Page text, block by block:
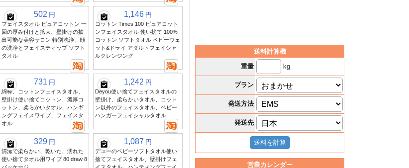
502 円
フェイスタオル ピュアコットン 一
回の厚み付けと拡大、壁掛けの抽
出可能な美容サロン 特別洗浄、顔
の洗浄とフェイスティップ ソフト
タオル
1,146 円
コットン Times 100 ピュアコット
ンフェイスタオル 使い捨て 100%
コットン ソフトタオル ベビーウェ
ット&ドライ アダルトフェイシャ
ルクレンジング
731 円
綿棒、コットンフェイスタオル、
壁掛け使い捨てコットン、濃厚コ
ットン、柔らかいタオル、ハンギ
ングフェイスワイプ、フェイスタ
オル
1,242 円
Deyou使い捨てフェイスタオルの
壁掛け、柔らかいタオル、コット
ン以外のフェイスタオル、ベビー
ハンガーフェイシャルタオル
329 円
清潔で柔らかい、乾いた、濡れた
使い捨てタオル用ワイプ 80 draw 8
1,087 円
デユーのベビーソフトタオル使い
捨てフェイスタオル、壁掛けフェ
送料計算機
重量
kg
プラン
発送方法
発送先
営業カレンダー